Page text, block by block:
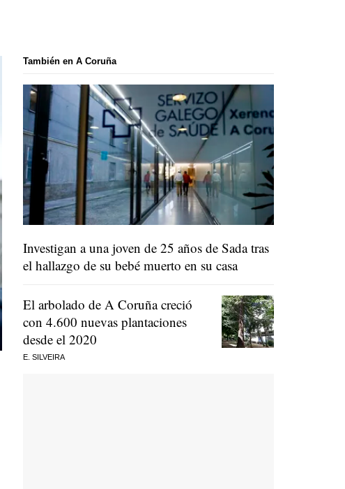
También en A Coruña
Investigan a una joven de 25 años de Sada tras
el hallazgo de su bebé muerto en su casa
El arbolado de A Coruña creció
con 4.600 nuevas plantaciones
desde el 2020
E. SILVEIRA